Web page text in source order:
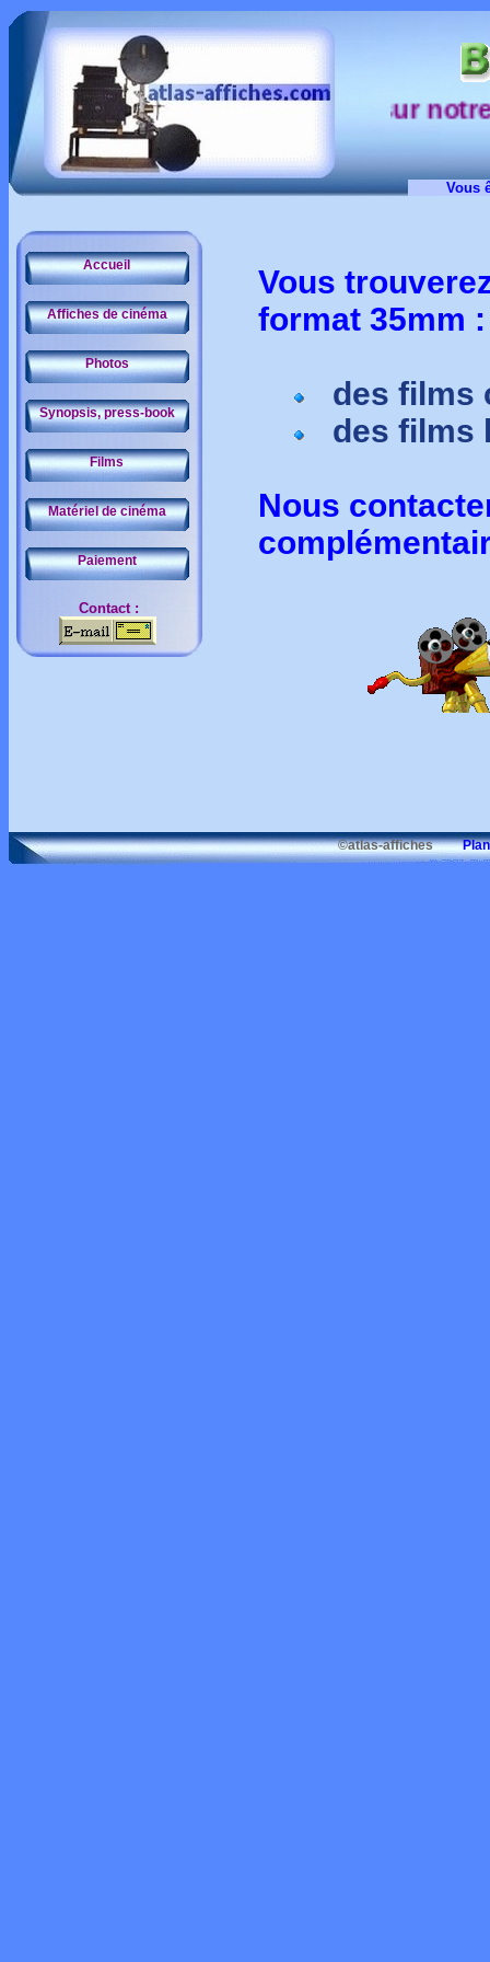
sur notre
Vous
Accueil
Affiches de cinéma
Photos
Synopsis, press-book
Films
Matériel de cinéma
Paiement
Contact :
Vous
format 35mm :
des films
des films
Nous
©atlas-affiches Plan